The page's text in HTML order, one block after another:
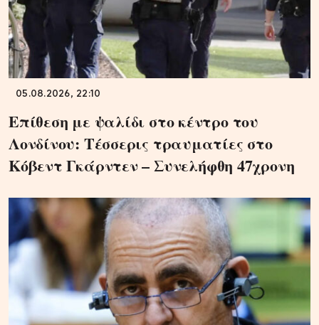
05.08.2026, 22:10
Επίθεση με ψαλίδι στο κέντρο του
Λονδίνου: Τέσσερις τραυματίες στο
Κόβεντ Γκάρντεν – Συνελήφθη 47χρονη